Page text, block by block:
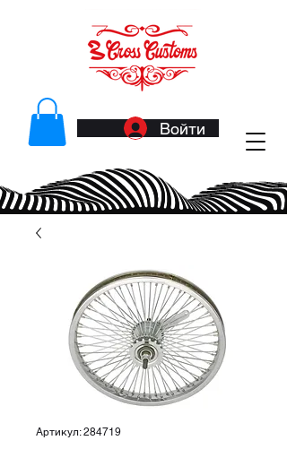
Войти
Артикул: 284719